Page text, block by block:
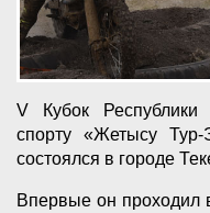
V Кубок Республики
спорту «Жетысу
состоялся в городе
Впервые он проходил